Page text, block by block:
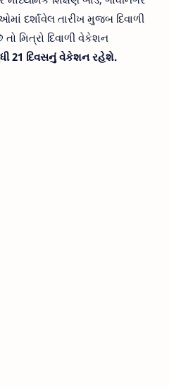
દર્શાવેલ તારીખ મુજબ દિવાળી
મિત્રો દિવાળી વેકેશન
21 દિવસનું વેકેશન રહેશે.